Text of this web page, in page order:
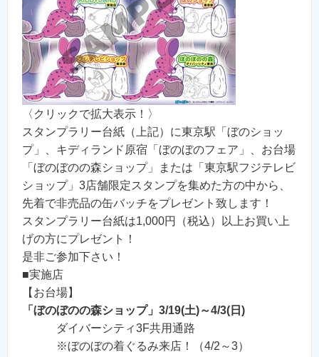
〈クリックで拡大表示！〉
スタンプラリー台紙（上記）に東京駅「ぼのショッ
プ」、キディランド原宿「ぼのぼのフェア」、お台場
「ぼのぼのの森ショップ」または「東京駅フジテレビ
ショップ」3店舗限定スタンプを集めた方の中から、
先着で非売品の缶バッチをプレゼント致します！
スタンプラリー台紙は1,000円（税込）以上お買い上
げの方にプレゼント！
是非ご参加下さい！
■実施店
【お台場】
「ぼのぼのの森ショップ」3/19(土)～4/3(日)
ダイバーシティ3F共用通路
※ぼのぼの着ぐるみ来店！（4/2～3）